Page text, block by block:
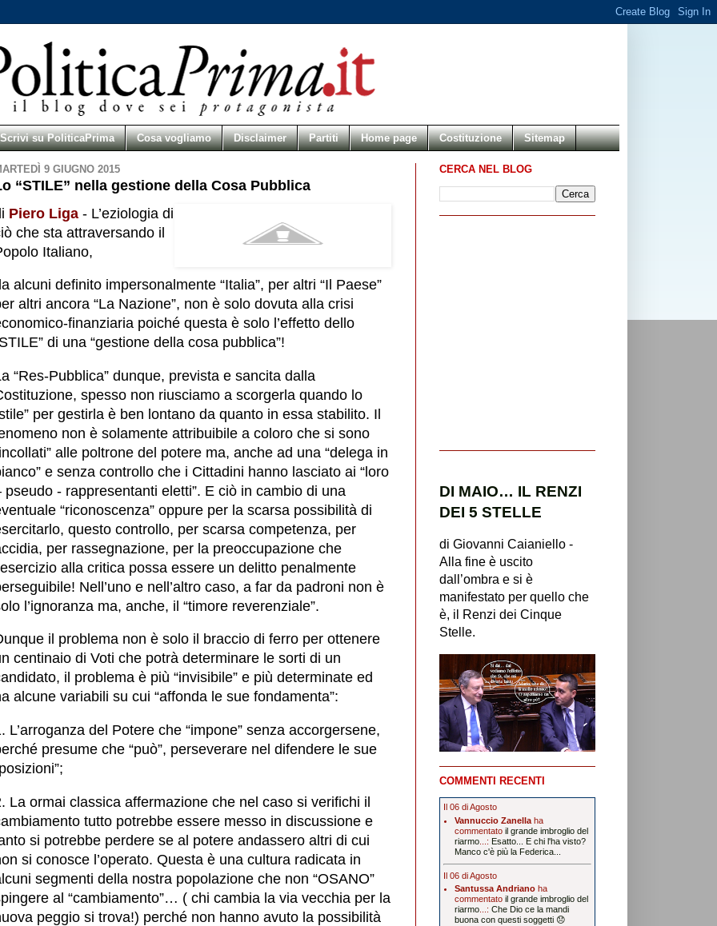
Scrivi su PoliticaPrima Cosa vogliamo Disclaimer Partiti Home page Costituzione Sitemap
9 GIUGNO 2015
“STILE” nella gestione della Cosa Pubblica
Piero Liga - L’eziologia di
che sta attraversando il
Italiano,
alcuni definito impersonalmente “Italia”, per altri “Il Paese”
altri ancora “La Nazione”, non è solo dovuta alla crisi
finanziaria poiché questa è solo l’effetto dello
di una “gestione della cosa pubblica”!
“Res-Pubblica” dunque, prevista e sancita dalla
spesso non riusciamo a scorgerla quando lo
per gestirla è ben lontano da quanto in essa stabilito. Il
non è solamente attribuibile a coloro che si sono
alle poltrone del potere ma, anche ad una “delega in
e senza controllo che i Cittadini hanno lasciato ai “loro
pseudo - rappresentanti eletti”. E ciò in cambio di una
“riconoscenza” oppure per la scarsa possibilità di
questo controllo, per scarsa competenza, per
per rassegnazione, per la preoccupazione che
alla critica possa essere un delitto penalmente
Nell’uno e nell’altro caso, a far da padroni non è
l’ignoranza ma, anche, il “timore reverenziale”.
il problema non è solo il braccio di ferro per ottenere
centinaio di Voti che potrà determinare le sorti di un
il problema è più “invisibile” e più determinate ed
alcune variabili su cui “affonda le sue fondamenta”:
L’arroganza del Potere che “impone” senza accorgersene,
presume che “può”, perseverare nel difendere le sue
La ormai classica affermazione che nel caso si verifichi il
tutto potrebbe essere messo in discussione e
si potrebbe perdere se al potere andassero altri di cui
si conosce l’operato. Questa è una cultura radicata in
segmenti della nostra popolazione che non “OSANO”
al “cambiamento”… ( chi cambia la via vecchia per la
peggio si trova!) perché non hanno avuto la possibilità
CERCA NEL BLOG
DI MAIO… IL RENZI
DEI 5 STELLE
di Giovanni Caianiello -
Alla fine è uscito
dall’ombra e si è
manifestato per quello che
è, il Renzi dei Cinque
Stelle.
COMMENTI RECENTI
Il 06 di Agosto
Vannuccio Zanellaha
commentato il grande imbroglio del
riarmo...: Esatto... E chi l'ha visto?
Manco c'è più la Federica...
Il 06 di Agosto
Santussa Andrianoha
commentato il grande imbroglio del
riarmo...: Che Dio ce la mandi
buona con questi soggetti 😞